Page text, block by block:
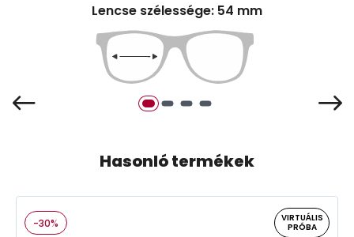
Lencse szélessége: 54 mm
Hasonló termékek
-30%
VIRTUÁLIS
PRÓBA